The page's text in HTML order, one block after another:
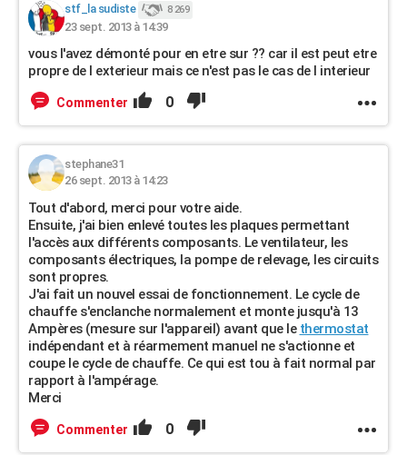
stf_la sudiste 8 269
23 sept. 2013 à 14:39
vous l'avez démonté pour en etre sur ?? car il est peut etre
propre de l exterieur mais ce n'est pas le cas de l interieur
Commenter 0
stephane31
26 sept. 2013 à 14:23
Tout d'abord, merci pour votre aide.
Ensuite, j'ai bien enlevé toutes les plaques permettant
l'accès aux différents composants. Le ventilateur, les
composants électriques, la pompe de relevage, les circuits
sont propres.
J'ai fait un nouvel essai de fonctionnement. Le cycle de
chauffe s'enclanche normalement et monte jusqu'à 13
Ampères (mesure sur l'appareil) avant que le thermostat
indépendant et à réarmement manuel ne s'actionne et
coupe le cycle de chauffe. Ce qui est tou à fait normal par
rapport à l'ampérage.
Merci
Commenter 0